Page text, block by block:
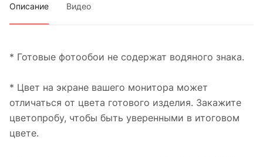
Описание Видео
* Готовые фотообои не содержат водяного знака.
* Цвет на экране вашего монитора может
отличаться от цвета готового изделия. Закажите
цветопробу, чтобы быть уверенными в итоговом
цвете.